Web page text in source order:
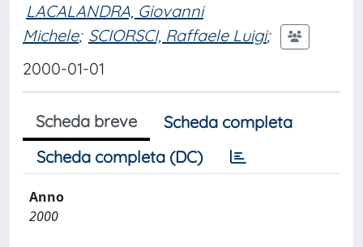
LACALANDRA, Giovanni
Michele; SCIORSCI, Raffaele Luigi;
2000-01-01
Scheda breve
Scheda completa
Scheda completa (DC)
Anno
2000